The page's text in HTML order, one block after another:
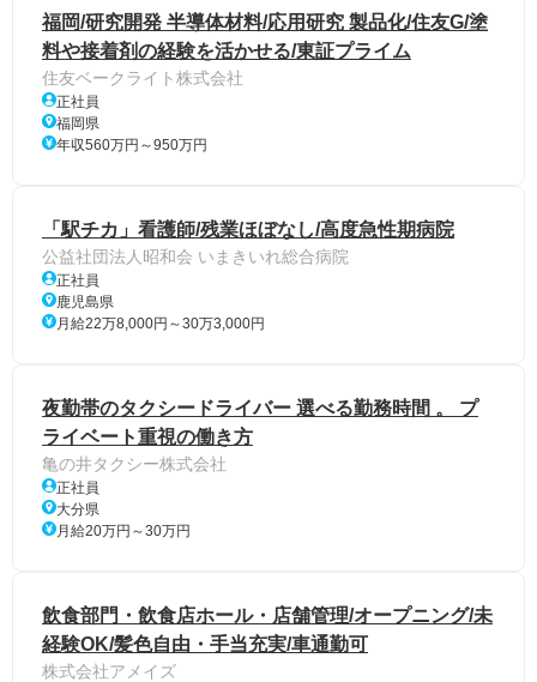
福岡/研究開発 半導体材料/応用研究 製品化/住友G/塗
料や接着剤の経験を活かせる/東証プライム
住友ベークライト株式会社
正社員
福岡県
年収560万円～950万円
「駅チカ」看護師/残業ほぼなし/高度急性期病院
公益社団法人昭和会 いまきいれ総合病院
正社員
鹿児島県
月給22万8,000円～30万3,000円
夜勤帯のタクシードライバー 選べる勤務時間 。 プ
ライベート重視の働き方
亀の井タクシー株式会社
正社員
大分県
月給20万円～30万円
飲食部門・飲食店ホール・店舗管理/オープニング/未
経験OK/髪色自由・手当充実/車通勤可
株式会社アメイズ